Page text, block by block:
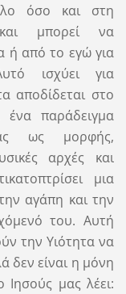
όσο και στη
μπορεί να
ή από το εγώ για
ισχύει για
αποδίδεται στο
παράδειγμα
ως μορφής,
αρχές και
μια
αγάπη και την
του. Αυτή
την Υιότητα να
δεν είναι η μόνη
Ιησούς μας λέει: